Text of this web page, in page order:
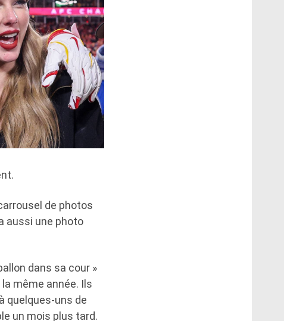
de photos
aussi une photo
dans sa cour »
même année. Ils
quelques-uns de
un mois plus tard.